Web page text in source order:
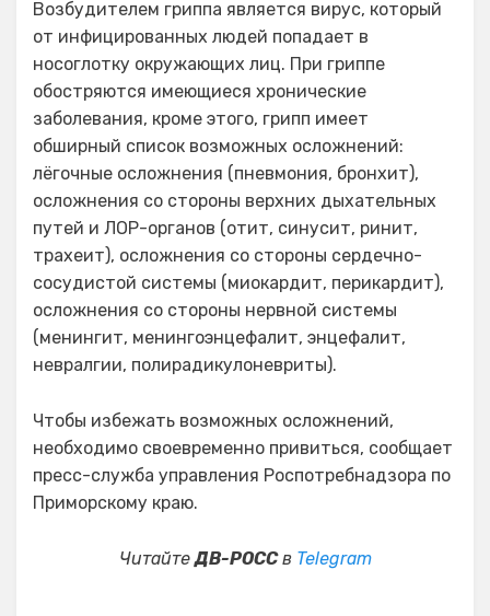
Возбудителем гриппа является вирус, который
от инфицированных людей попадает в
носоглотку окружающих лиц. При гриппе
обостряются имеющиеся хронические
заболевания, кроме этого, грипп имеет
обширный список возможных осложнений:
лёгочные осложнения (пневмония, бронхит),
осложнения со стороны верхних дыхательных
путей и ЛОР-органов (отит, синусит, ринит,
трахеит), осложнения со стороны сердечно-
сосудистой системы (миокардит, перикардит),
осложнения со стороны нервной системы
(менингит, менингоэнцефалит, энцефалит,
невралгии, полирадикулоневриты).
Чтобы избежать возможных осложнений,
необходимо своевременно привиться, сообщает
пресс-служба управления Роспотребнадзора по
Приморскому краю.
ЧитайтеДВ-РОССв Telegram